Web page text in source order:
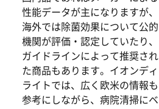
性能データが主になりますが、
海外では除菌効果について公的
機関が評価・認定していたり、
ガイドラインによって推奨され
た商品もあります。イオンディ
ライトでは、広く欧米の情報も
参考にしながら、病院清掃にベ